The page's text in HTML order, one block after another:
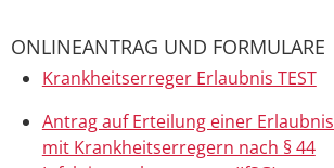
ONLINEANTRAG UND FORMULARE
Krankheitserreger Erlaubnis TEST
Antrag auf Erteilung einer
mit Krankheitserregern nach § 44